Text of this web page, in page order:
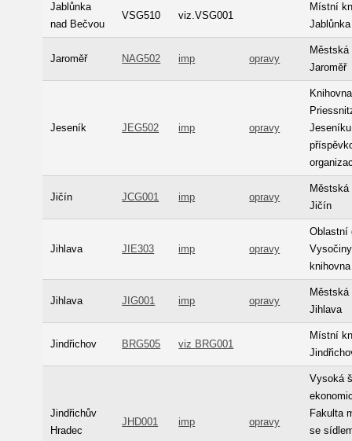
Jablůnka
nad Bečvou
VSG510 viz.VSG001
Místní
Jaroměř NAG502 imp opravy
Městská
Jaroměř
Jeseník JEG502 imp opravy
Jičín JCG001 imp opravy
Městská
Jičín
Jihlava JIE303 imp opravy
Oblastní
knihovna
Jihlava JIG001 imp opravy
Městská
Jihlava
Jindřichov BRG505 viz BRG001
Místní
Jindřichův
Hradec
JHD001 imp opravy
Vysoká
Fakulta
se